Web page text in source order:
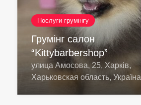
Послуги грумінгу
Грумінг салон
“Kittybarbershop”
улица Амосова, 25, Харків,
Харьковская область, Україна